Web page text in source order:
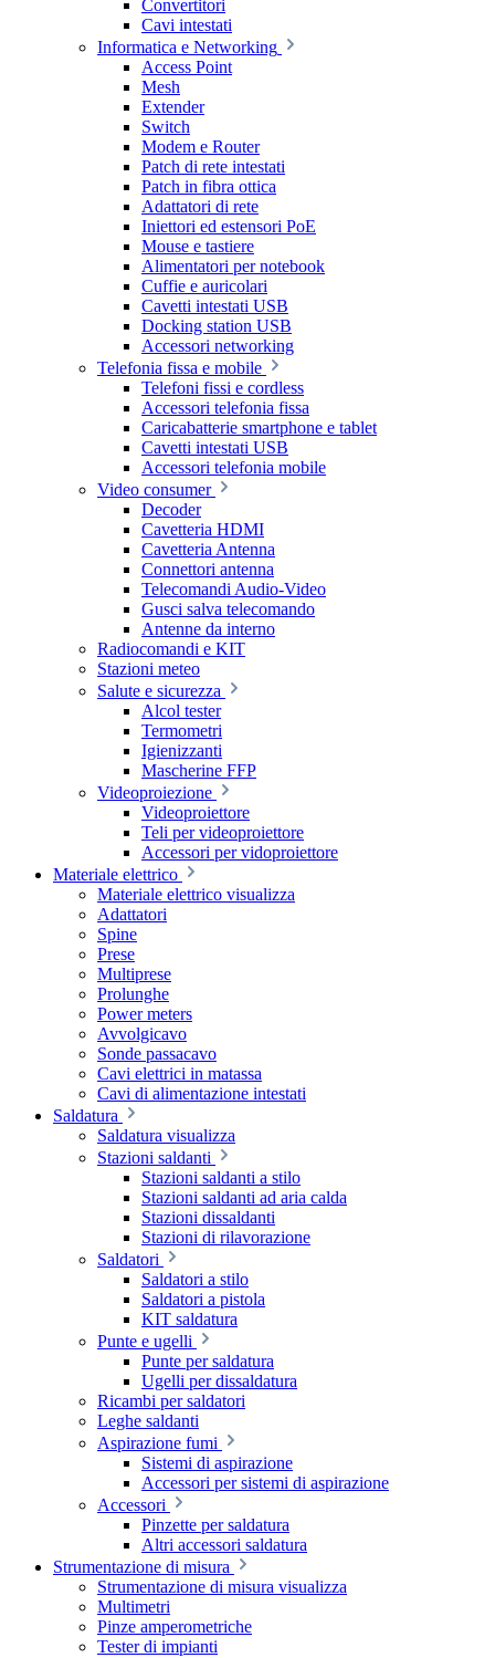
Convertitori
Cavi intestati
Informatica e Networking
Access Point
Mesh
Extender
Switch
Modem e Router
Patch di rete intestati
Patch in fibra ottica
Adattatori di rete
Iniettori ed estensori PoE
Mouse e tastiere
Alimentatori per notebook
Cuffie e auricolari
Cavetti intestati USB
Docking station USB
Accessori networking
Telefonia fissa e mobile
Telefoni fissi e cordless
Accessori telefonia fissa
Caricabatterie smartphone e tablet
Cavetti intestati USB
Accessori telefonia mobile
Video consumer
Decoder
Cavetteria HDMI
Cavetteria Antenna
Connettori antenna
Telecomandi Audio-Video
Gusci salva telecomando
Antenne da interno
Radiocomandi e KIT
Stazioni meteo
Salute e sicurezza
Alcol tester
Termometri
Igienizzanti
Mascherine FFP
Videoproiezione
Videoproiettore
Teli per videoproiettore
Accessori per vidoproiettore
Materiale elettrico
Materiale elettrico visualizza
Adattatori
Spine
Prese
Multiprese
Prolunghe
Power meters
Avvolgicavo
Sonde passacavo
Cavi elettrici in matassa
Cavi di alimentazione intestati
Saldatura
Saldatura visualizza
Stazioni saldanti
Stazioni saldanti a stilo
Stazioni saldanti ad aria calda
Stazioni dissaldanti
Stazioni di rilavorazione
Saldatori
Saldatori a stilo
Saldatori a pistola
KIT saldatura
Punte e ugelli
Punte per saldatura
Ugelli per dissaldatura
Ricambi per saldatori
Leghe saldanti
Aspirazione fumi
Sistemi di aspirazione
Accessori per sistemi di aspirazione
Accessori
Pinzette per saldatura
Altri accessori saldatura
Strumentazione di misura
Strumentazione di misura visualizza
Multimetri
Pinze amperometriche
Tester di impianti